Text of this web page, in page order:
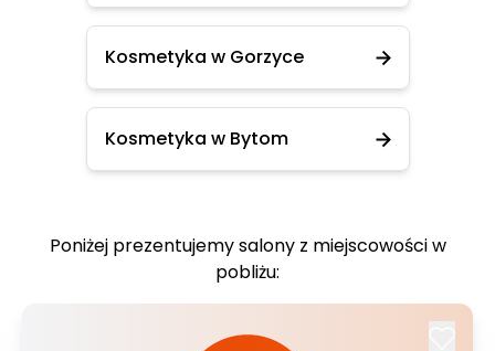
Kosmetyka w Gorzyce
Kosmetyka w Bytom
Poniżej prezentujemy salony z miejscowości w
pobliżu: